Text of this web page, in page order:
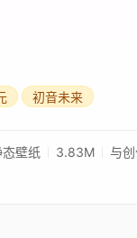
初音未来
态壁纸 3.83M 与